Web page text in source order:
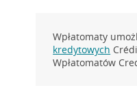
Wpłatomaty
kredytowych
Wpłatomatów